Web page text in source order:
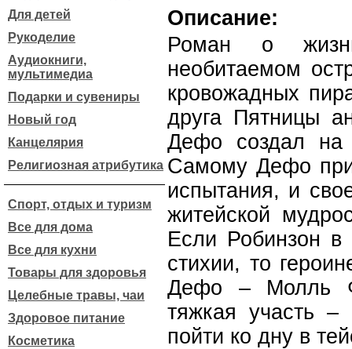
Для детей
Рукоделие
Аудиокниги,
мультимедиа
Подарки и сувениры
Новый год
Канцелярия
Религиозная атрибутика
Спорт, отдых и туризм
Все для дома
Все для кухни
Товары для здоровья
Целебные травы, чаи
Здоровое питание
Косметика
Описание:
Роман о
необитаемом
кровожадных
друга Пятницы
Дефо создал на
Самому Дефо
испытания, и
житейской
Если Робинзон в
стихии, то
Дефо – Молль
тяжкая участь –
пойти ко дну в